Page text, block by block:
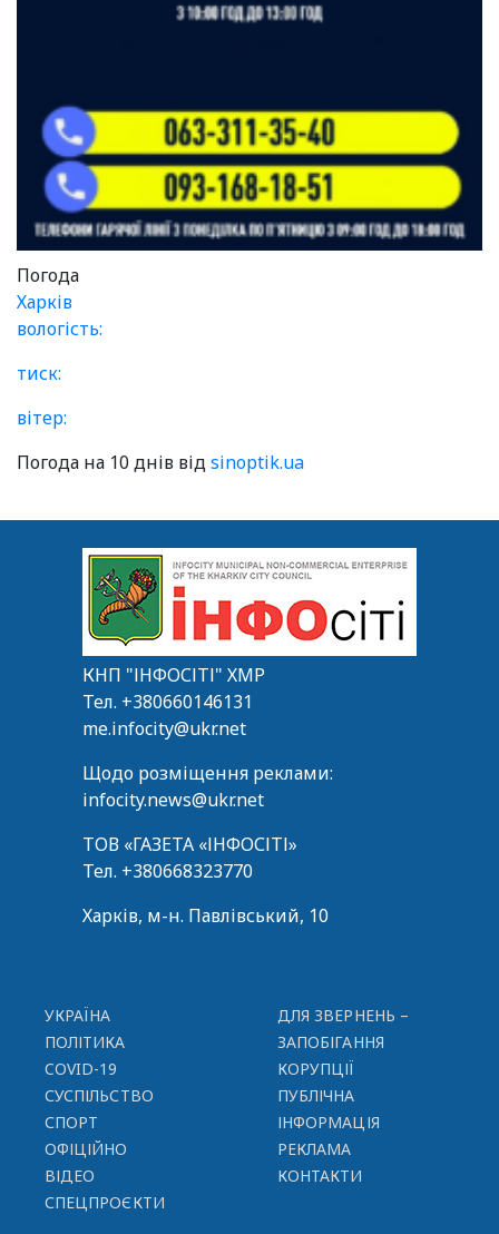
Погода
Харків
вологість:
тиск:
вітер:
Погода на 10 днів відsinoptik.ua
КНП "ІНФОСІТІ" ХМР
Тел. +380660146131
me.infocity@ukr.net
Щодо розміщення реклами:
infocity.news@ukr.net
ТОВ «ГАЗЕТА «ІНФОСІТІ»
Тел. +380668323770
Харків, м-н. Павлівський, 10
УКРАЇНА
ПОЛІТИКА
COVID-19
СУСПІЛЬСТВО
СПОРТ
ОФІЦІЙНО
ВІДЕО
СПЕЦПРОЄКТИ
ДЛЯ ЗВЕРНЕНЬ –
ЗАПОБІГАННЯ
КОРУПЦІЇ
ПУБЛІЧНА
ІНФОРМАЦІЯ
РЕКЛАМА
КОНТАКТИ